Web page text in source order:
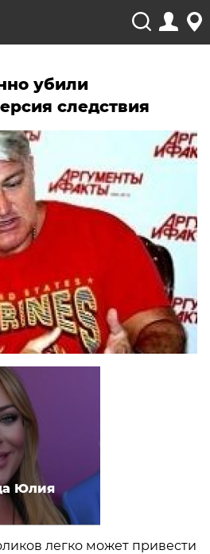
убили
следствия
Юлия
легко может привести